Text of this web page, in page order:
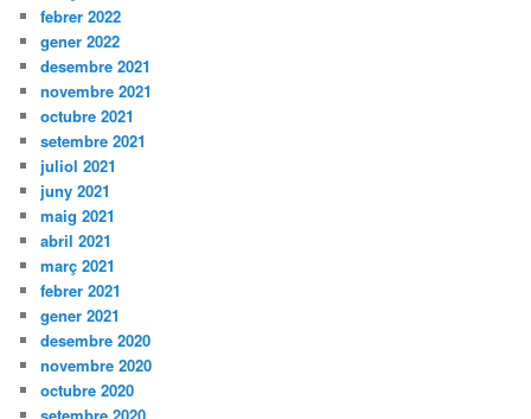
febrer 2022
gener 2022
desembre 2021
novembre 2021
octubre 2021
setembre 2021
juliol 2021
juny 2021
maig 2021
abril 2021
març 2021
febrer 2021
gener 2021
desembre 2020
novembre 2020
octubre 2020